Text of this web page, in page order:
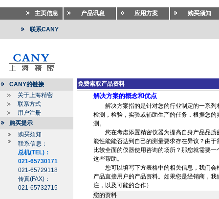
主页信息 产品讯息 应用方案 购买须知
联系CANY
CANY的链接
关于上海精密
联系方式
用户注册
购买提示
购买须知
联系信息：
总机(TEL)：
021-65730171
021-65729118
传真(FAX)：
021-65732715
免费索取产品资料
解决方案的概念和优点
解决方案指的是针对您的行业制定的一系列
检测，检验，实验或辅助生产的任务．根据您
测。
您在考虑添置精密仪器为提高自身产品品质
能性能能否达到自己的测量要求存在异议？由
比较全面的仪器使用咨询的场所？那您就需要
这些帮助。
您可以填写下方表格中的相关信息，我们会
产品直接用户的产品资料。如果您是经销商，
注，以及可能的合作）
您的资料